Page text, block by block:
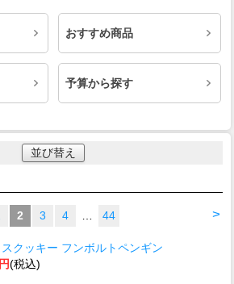
おすすめ商品
予算から探す
並び替え
>
2 3 4 44
クッキー フンボルトペンギン
(税込)